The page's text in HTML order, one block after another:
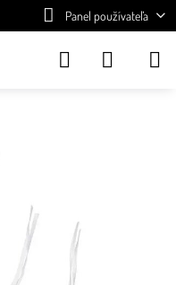
Panel používateľa